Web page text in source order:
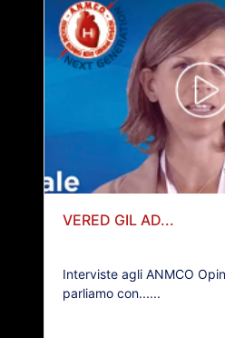
VERED GIL AD...
Interviste agli ANMCO
parliamo con......